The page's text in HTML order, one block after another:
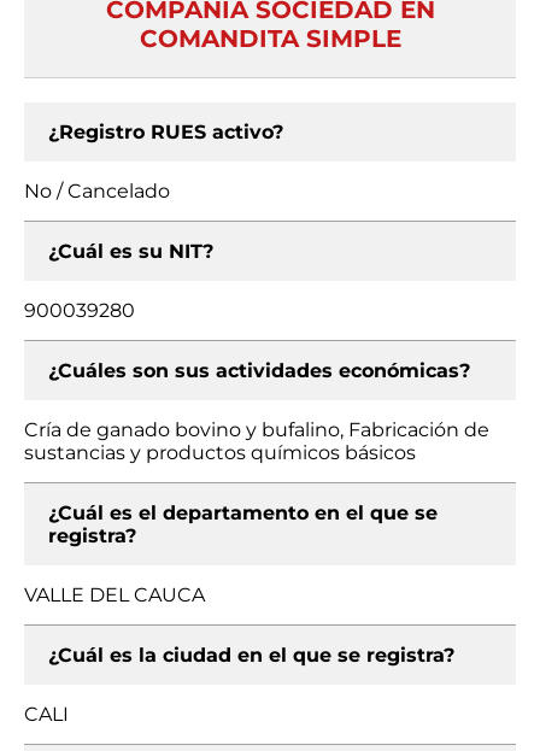
COMPANIA SOCIEDAD EN
COMANDITA SIMPLE
¿Registro RUES activo?
No / Cancelado
¿Cuál es su NIT?
900039280
¿Cuáles son sus actividades económicas?
Cría de ganado bovino y bufalino, Fabricación de
sustancias y productos químicos básicos
¿Cuál es el departamento en el que se
registra?
VALLE DEL CAUCA
¿Cuál es la ciudad en el que se registra?
CALI